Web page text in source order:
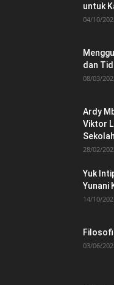
untuk
04/10/
dan
08/03/
Ardy
Viktor
28/02/
Yuk
Yunani
14/10/
Filosofi
03/06/